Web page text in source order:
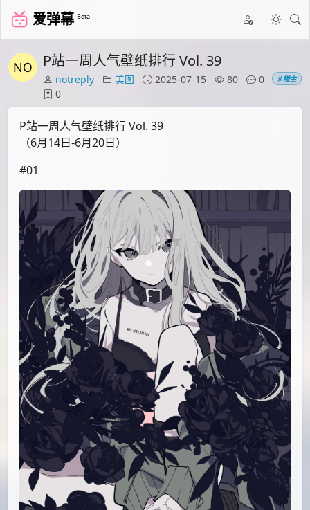
爱弹幕 Beta
P站一周人气壁纸排行 Vol. 39
notreply 美图 2025-07-15 80
0
0
#楼主
P站一周人气壁纸排行 Vol. 39
（6月14日-6月20日）
#01